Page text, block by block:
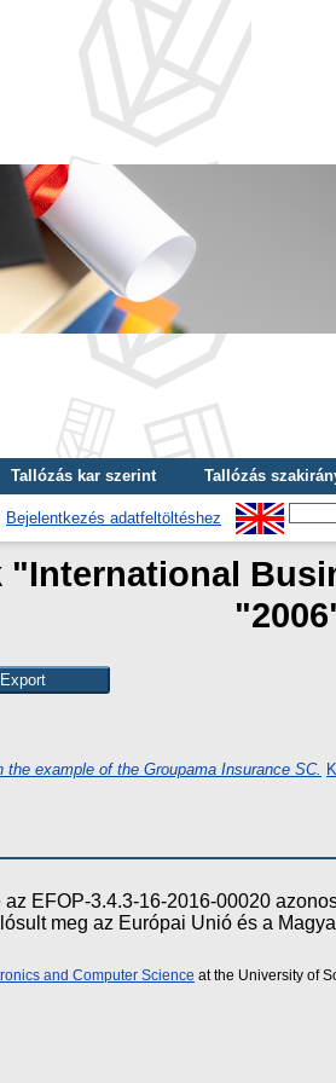
Tallózás kar szerint Tallózás
Bejelentkezés adatfeltöltéshez
"International
example of the Groupama Insurance SC.
EFOP-3.4.3-16-2016-00020
meg az Európai Unió és a
and Computer Science at the University of